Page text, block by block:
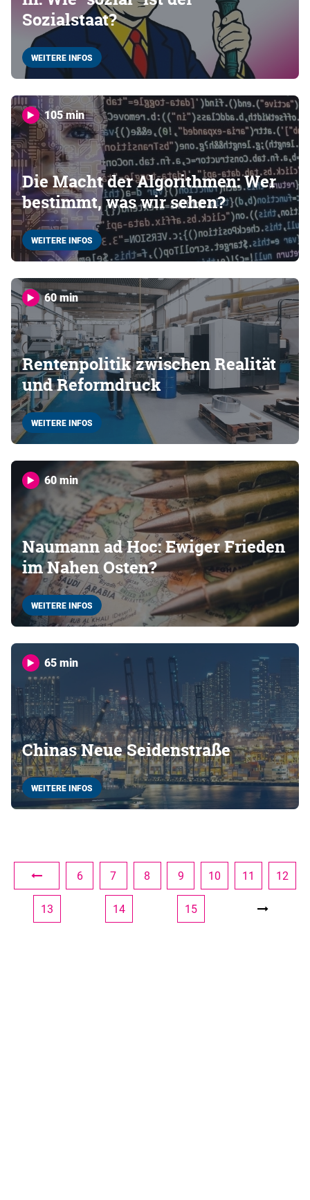
Sozialstaat?
WEITERE INFOS
105 min
Die Macht der Algorithmen: Wer
bestimmt, was wir sehen?
WEITERE INFOS
60 min
Rentenpolitik zwischen Realität
und Reformdruck
WEITERE INFOS
60 min
Naumann ad Hoc: Ewiger Frieden
im Nahen Osten?
WEITERE INFOS
65 min
Chinas Neue Seidenstraße
WEITERE INFOS
6 7 8 9 10 11 12
13 14 15